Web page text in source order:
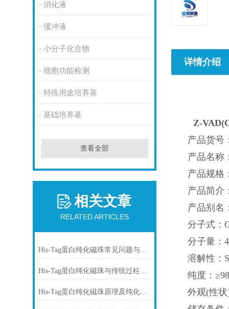
消化液
缓冲液
小分子化合物
细胞功能检测
特殊用途培养基
基础培养基
查看全部
相关文章
RELATED ARTICLES
His-Tag蛋白纯化磁珠常见问题与解决方案
His-Tag蛋白纯化磁珠与传统过柱层析纯化方式
His-Tag蛋白纯化磁珠原理及纯化步骤
详情介绍
Z-
产品货号
产品名称
产品规格
产品简介
产品别名
分子式：
分子量：
溶解性：
纯度：
外观(性